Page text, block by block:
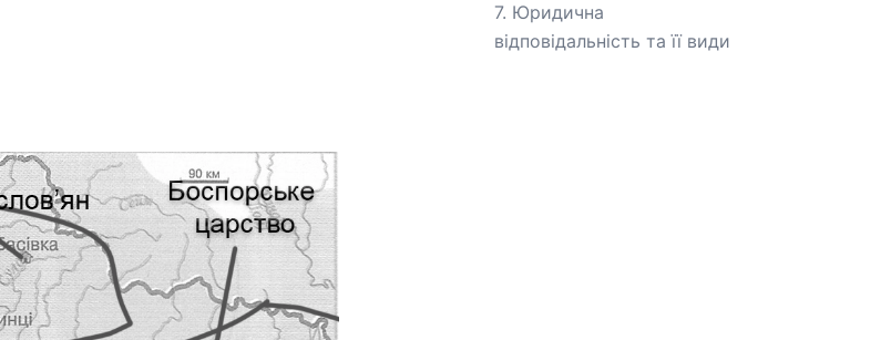
7. Юридична
відповідальність та її види